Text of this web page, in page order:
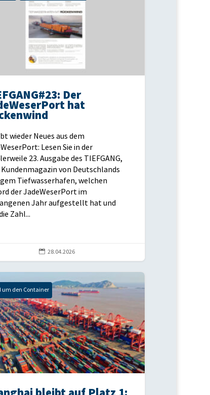
Der
hat
wieder Neues aus dem
Lesen Sie in der
23. Ausgabe des TIEFGANG,
von Deutschlands
Tiefwasserhafen, welchen
der JadeWeserPort im
Jahr aufgestellt hat und
Zahl...
 28.04.2026
um den Container